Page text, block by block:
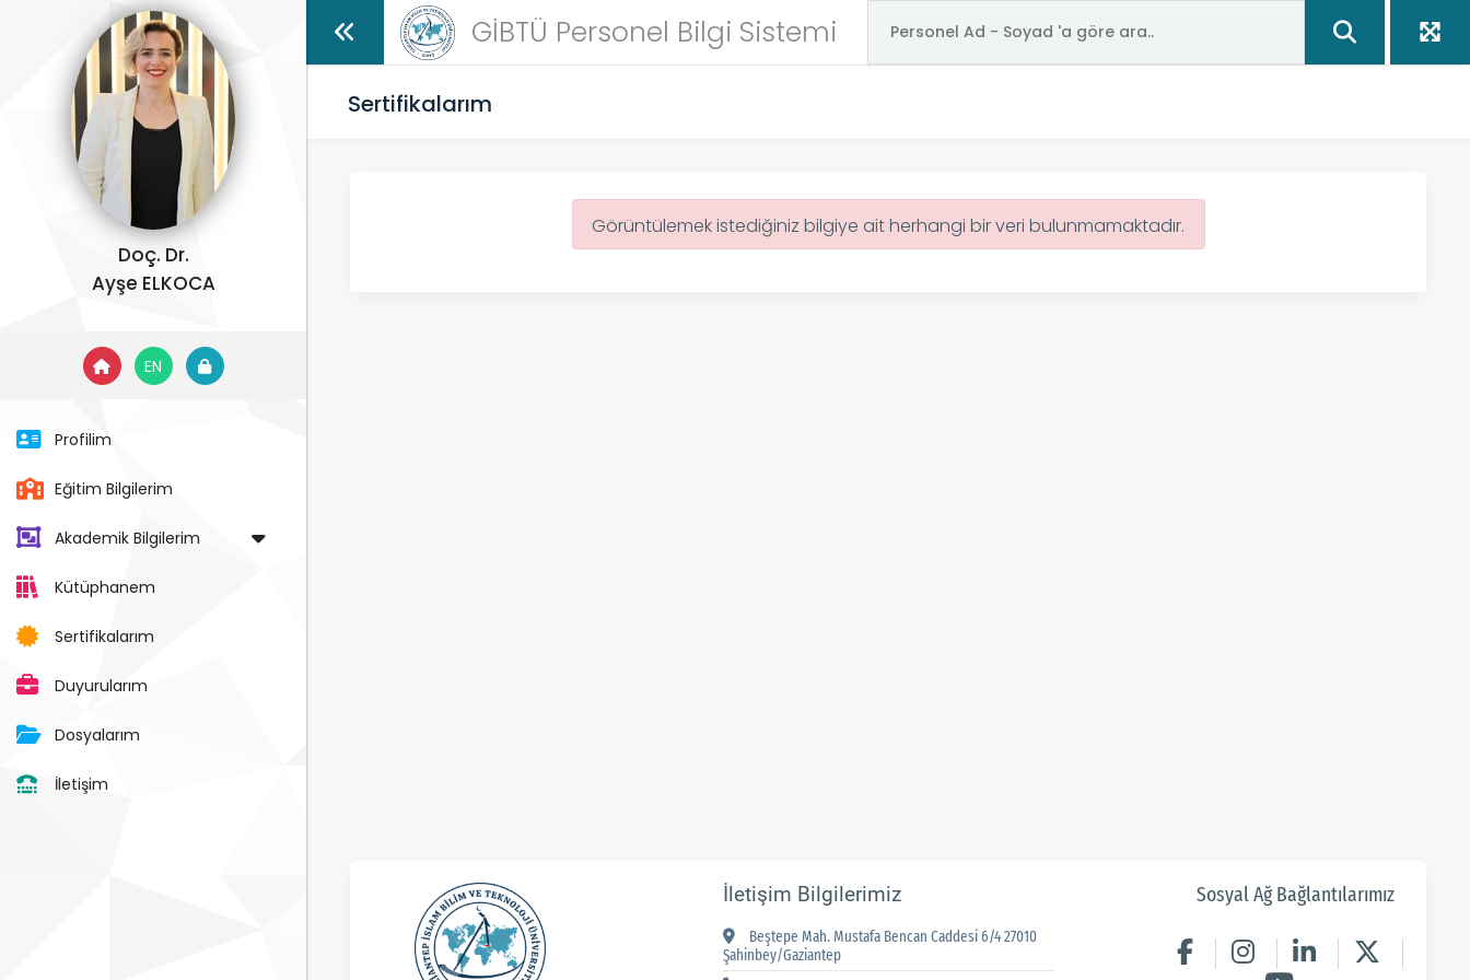
Doç. Dr.
Ayşe ELKOCA
EN
Profilim
Eğitim Bilgilerim
Akademik Bilgilerim
Kütüphanem
Sertifikalarım
Duyurularım
Dosyalarım
İletişim
GİBTÜ Personel Bilgi Sistemi
Sertifikalarım
Görüntülemek istediğiniz bilgiye ait herhangi bir veri bulunmamaktadır.
İletişim Bilgilerimiz
Beştepe Mah. Mustafa Bencan Caddesi 6/4 27010
Şahinbey/Gaziantep
Sosyal Ağ Bağlantılarımız